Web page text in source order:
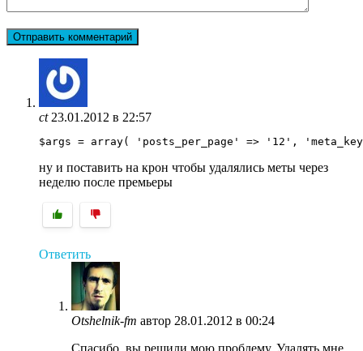
ct 23.01.2012 в 22:57
$args = array( 'posts_per_page' => '12',
ну и поставить на крон чтобы удалялись меты через
неделю после премьеры
Ответить
Otshelnik-fm автор 28.01.2012 в 00:24
Спасибо, вы решили мою проблему. Удалять мне